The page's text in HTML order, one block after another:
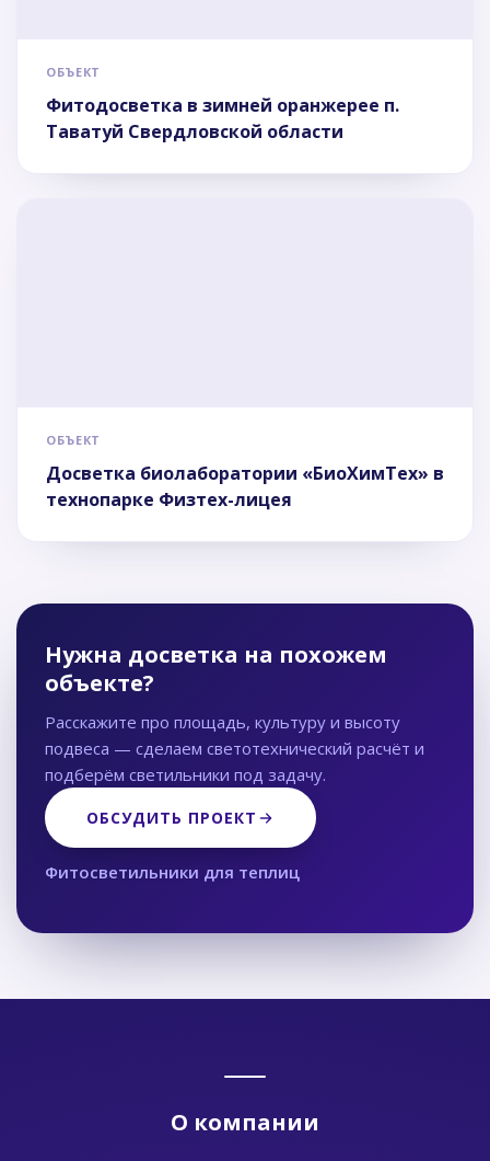
ОБЪЕКТ
Фитодосветка в зимней оранжерее п.
Таватуй Свердловской области
ОБЪЕКТ
Досветка биолаборатории «БиоХимТех» в
технопарке Физтех-лицея
Нужна досветка на похожем
объекте?
Расскажите про площадь, культуру и высоту
подвеса — сделаем светотехнический расчёт и
подберём светильники под задачу.
ОБСУДИТЬ ПРОЕКТ
Фитосветильники для теплиц
О компании